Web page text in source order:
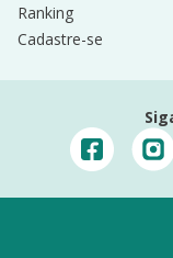
Ranking
Cadastre-se